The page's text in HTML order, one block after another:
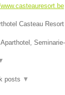
Casteau
posts ▼